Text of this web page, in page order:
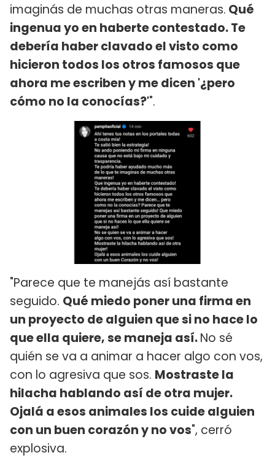
imaginás de muchas otras maneras. Qué
ingenua yo en haberte contestado. Te
debería haber clavado el visto como
hicieron todos los otros famosos que
ahora me escriben y me dicen '¿pero
cómo no la conocías?'".
"Parece que te manejás así bastante
seguido. Qué miedo poner una firma en
un proyecto de alguien que si no hace lo
que ella quiere, se maneja así.No sé
quién se va a animar a hacer algo con vos,
con lo agresiva que sos. Mostraste la
hilacha hablando así de otra mujer.
Ojalá a esos animales los cuide alguien
con un buen corazón y no vos", cerró
explosiva.